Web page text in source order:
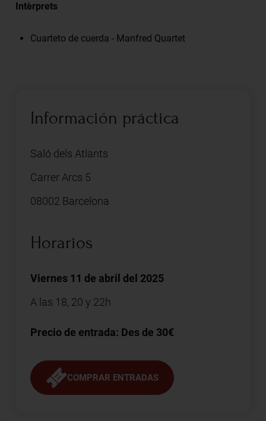
Intèrprets
Cuarteto de cuerda - Manfred Quartet
Información práctica
Saló dels Atlants
Carrer Arcs 5
08002 Barcelona
Horarios
Viernes 11 de abril del 2025
A las 18, 20 y 22h
Precio de entrada: Des de 30€
COMPRAR ENTRADAS